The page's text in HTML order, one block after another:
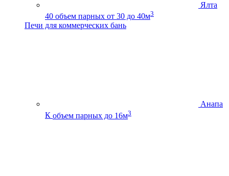
Ялта
40 объем парных от 30 до 40м3
Печи для коммерческих бань
Анапа
К объем парных до 16м3